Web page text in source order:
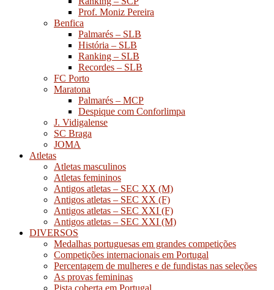
Prof. Moniz Pereira
Benfica
Palmarés – SLB
História – SLB
Ranking – SLB
Recordes – SLB
FC Porto
Maratona
Palmarés – MCP
Despique com Conforlimpa
J. Vidigalense
SC Braga
JOMA
Atletas
Atletas masculinos
Atletas femininos
Antigos atletas – SEC XX (M)
Antigos atletas – SEC XX (F)
Antigos atletas – SEC XXI (F)
Antigos atletas – SEC XXI (M)
DIVERSOS
Medalhas portuguesas em grandes competições
Competições internacionais em Portugal
Percentagem de mulheres e de fundistas nas seleções
As provas femininas
Pista coberta em Portugal